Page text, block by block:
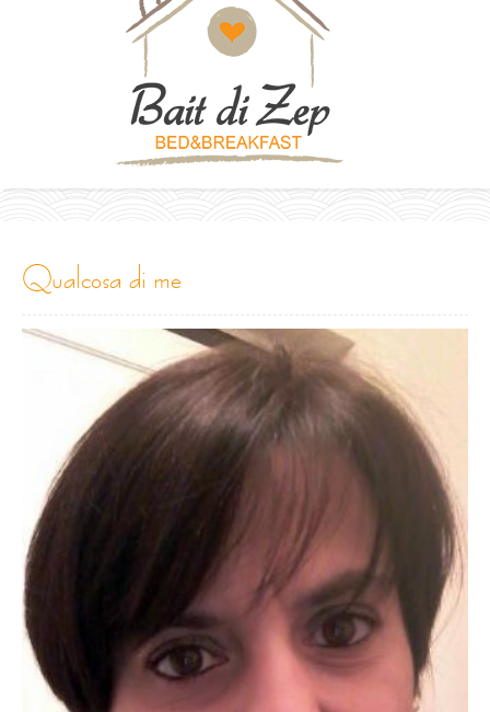
qualcosa di me